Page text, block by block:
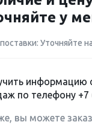
у
Уточняйте
информацию
по телефону +7
вы можете